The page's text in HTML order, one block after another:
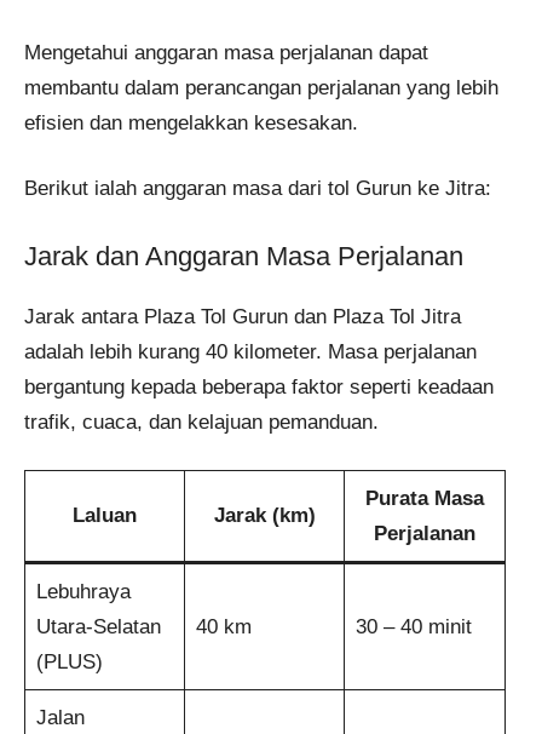
Mengetahui anggaran masa perjalanan dapat
membantu dalam perancangan perjalanan yang lebih
efisien dan mengelakkan kesesakan.
Berikut ialah anggaran masa dari tol Gurun ke Jitra:
Jarak dan Anggaran Masa Perjalanan
Jarak antara Plaza Tol Gurun dan Plaza Tol Jitra
adalah lebih kurang 40 kilometer. Masa perjalanan
bergantung kepada beberapa faktor seperti keadaan
trafik, cuaca, dan kelajuan pemanduan.
Laluan Jarak (km)
Purata Masa
Perjalanan
Lebuhraya
Utara-Selatan
(PLUS)
40 km 30 – 40 minit
Jalan